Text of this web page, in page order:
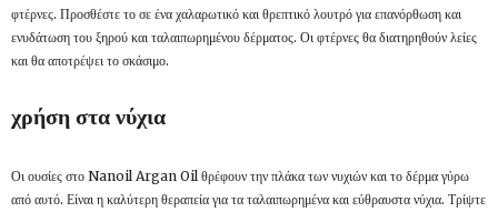
φτέρνες. Προσθέστε το σε ένα χαλαρωτικό και θρεπτικό λουτρό για επανόρθωση και
ενυδάτωση του ξηρού και ταλαιπωρημένου δέρματος. Οι φτέρνες θα διατηρηθούν λείες
και θα αποτρέψει το σκάσιμο.
χρήση στα νύχια
Οι ουσίες στο Nanoil Argan Oil θρέφουν την πλάκα των νυχιών και το δέρμα γύρω
από αυτό. Είναι η καλύτερη θεραπεία για τα ταλαιπωρημένα και εύθραυστα νύχια. Τρίψτε